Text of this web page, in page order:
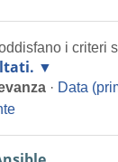
i criteri
· Data